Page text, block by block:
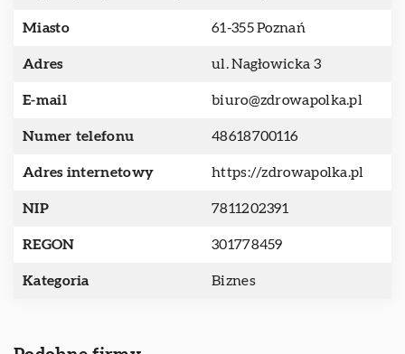
Miasto 61-355 Poznań
Adres ul. Nagłowicka 3
E-mail biuro@zdrowapolka.pl
Numer telefonu 48618700116
Adres internetowy https://zdrowapolka.pl
NIP 7811202391
REGON 301778459
Kategoria Biznes